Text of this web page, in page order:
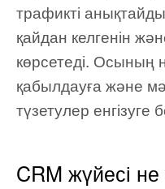
трафикті
қайдан келгенін
көрсетеді. Осының
қабылдауға және
түзетулер енгізуге
CRM жүйесі